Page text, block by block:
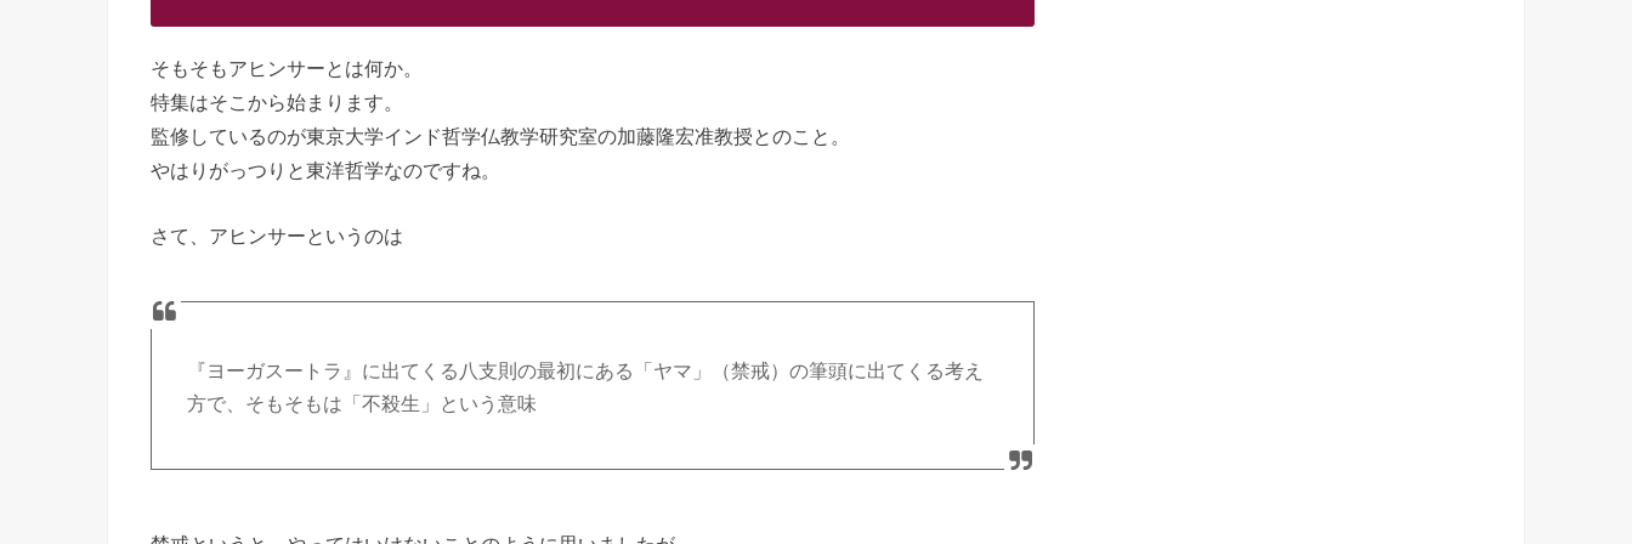
そもそもアヒンサーとは何か。
特集はそこから始まります。
監修しているのが東京大学インド哲学仏教学研究室の加藤隆宏准教授とのこと。
やはりがっつりと東洋哲学なのですね。
さて、アヒンサーというのは
『ヨーガスートラ』に出てくる八支則の最初にある「ヤマ」（禁戒）の筆頭に出てくる考え
方で、そもそもは「不殺生」という意味